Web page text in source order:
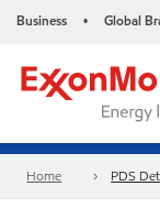
Business • Global
Home PDS